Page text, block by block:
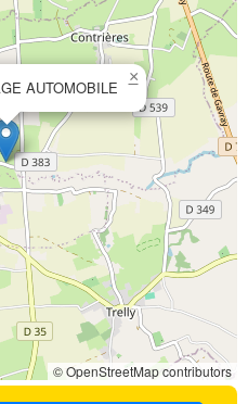
AUTOMOBILE
×
© OpenStreetMap contributors